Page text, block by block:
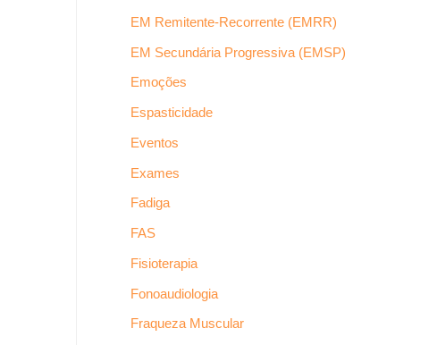
EM Remitente-Recorrente (EMRR)
EM Secundária Progressiva (EMSP)
Emoções
Espasticidade
Eventos
Exames
Fadiga
FAS
Fisioterapia
Fonoaudiologia
Fraqueza Muscular